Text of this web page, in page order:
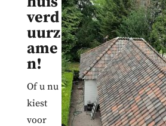
verd
uurz
ame
n!
Of u nu
kiest
voor